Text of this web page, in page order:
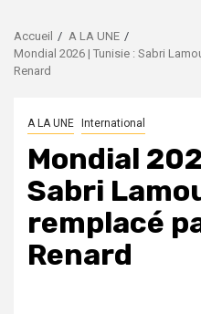
Accueil
A LA UNE
Mondial 2026 | Tunisie : Sabri
Renard
A LA UNE International
Mondial
Sabri
remplacé
Renard